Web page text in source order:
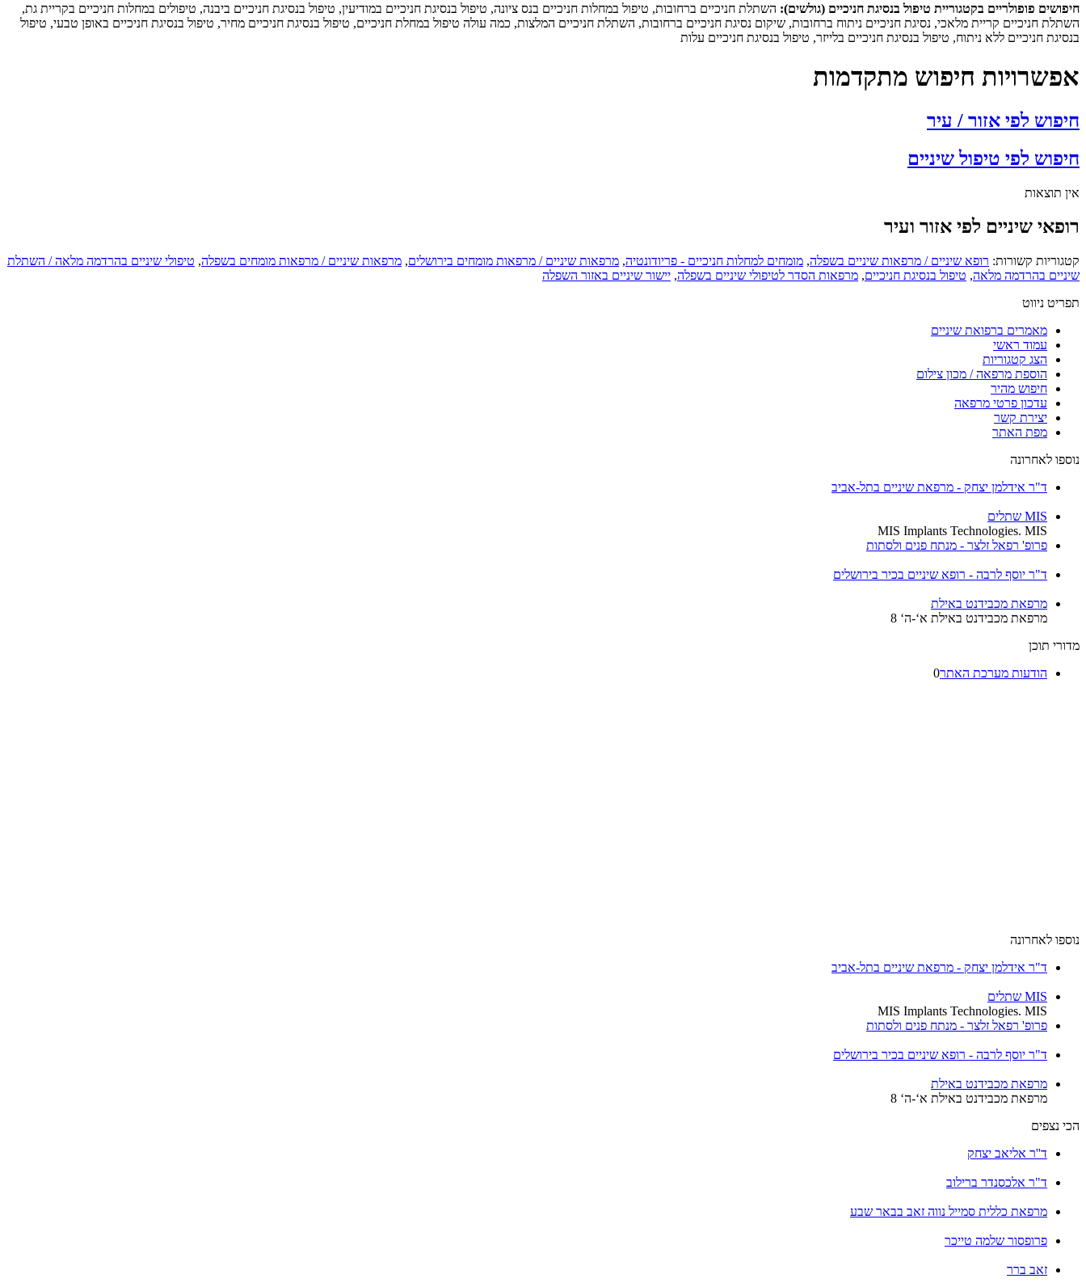
חיפושים פופולריים בקטגוריית טיפול בנסיגת חניכיים (גולשים): השתלת חניכיים ברחובות, טיפול במחלות חניכיים בנס ציונה, טיפול בנסיגת חניכיים במודיעין, טיפול בנסיגת חניכיים ביבנה, טיפולים במחלות חניכיים בקריית גת,
השתלת חניכיים קריית מלאכי, נסיגת חניכיים ניתוח ברחובות, שיקום נסיגת חניכיים ברחובות, השתלת חניכיים המלצות, כמה עולה טיפול במחלת חניכיים, טיפול בנסיגת חניכיים מחיר, טיפול בנסיגת חניכיים באופן טבעי, טיפול
בנסיגת חניכיים ללא ניתוח, טיפול בנסיגת חניכיים בלייזר, טיפול בנסיגת חניכיים עלות
אפשרויות חיפוש מתקדמות
חיפוש לפי אזור / עיר
חיפוש לפי טיפול שיניים
אין תוצאות
רופאי שיניים לפי אזור ועיר
קטגוריות קשורות: רופא שיניים / מרפאות שיניים בשפלה, מומחים למחלות חניכיים - פריודונטיה, מרפאות שיניים / מרפאות מומחים בירושלים, מרפאות שיניים / מרפאות מומחים בשפלה, טיפולי שיניים בהרדמה מלאה / השתלת
שיניים בהרדמה מלאה, טיפול בנסיגת חניכיים, מרפאות הסדר לטיפולי שיניים בשפלה, יישור שיניים באזור השפלה
תפריט ניווט
מאמרים ברפואת שיניים
עמוד ראשי
הצג קטגוריות
הוספת מרפאה / מכון צילום
חיפוש מהיר
עדכון פרטי מרפאה
יצירת קשר
מפת האתר
נוספו לאחרונה
ד"ר אידלמן יצחק - מרפאת שיניים בתל-אביב
MIS שתלים
MIS Implants Technologies. MIS
פרופ' רפאל זלצר - מנתח פנים ולסתות
ד"ר יוסף לרבה - רופא שיניים בכיר בירושלים
מרפאת מכבידנט באילת
מרפאת מכבידנט באילת א‘-ה‘ 8
מדורי תוכן
הודעות מערכת האתר0
נוספו לאחרונה
ד"ר אידלמן יצחק - מרפאת שיניים בתל-אביב
MIS שתלים
MIS Implants Technologies. MIS
פרופ' רפאל זלצר - מנתח פנים ולסתות
ד"ר יוסף לרבה - רופא שיניים בכיר בירושלים
מרפאת מכבידנט באילת
מרפאת מכבידנט באילת א‘-ה‘ 8
הכי נצפים
ד''ר אליאב יצחק
ד"ר אלכסנדר ברילוב
מרפאת כללית סמייל נווה זאב בבאר שבע
פרופסור שלמה טייכר
זאב ברר